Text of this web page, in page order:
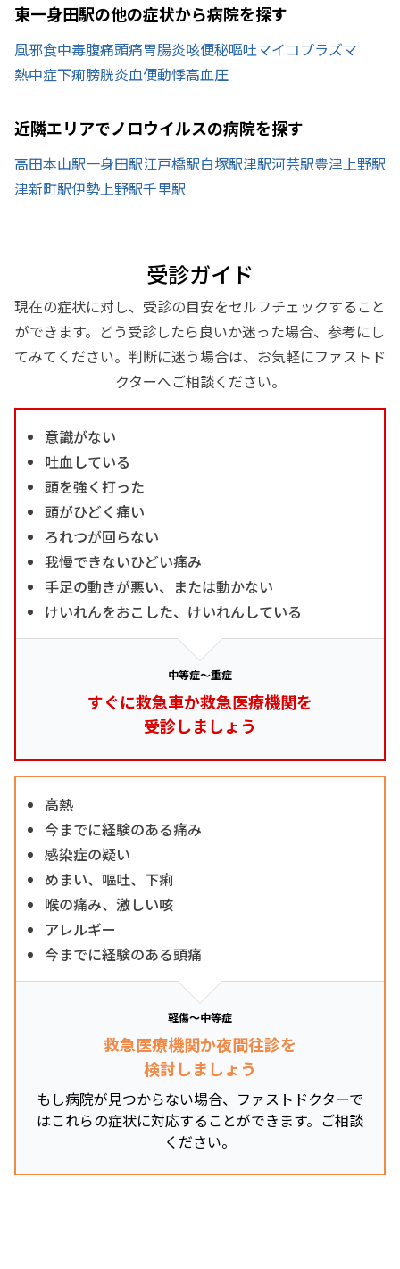
東一身田駅の他の症状から病院を探す
風邪食中毒腹痛頭痛胃腸炎咳便秘嘔吐マイコプラズマ
熱中症下痢膀胱炎血便動悸高血圧
近隣エリアでノロウイルスの病院を探す
高田本山駅一身田駅江戸橋駅白塚駅津駅河芸駅豊津上野駅
津新町駅伊勢上野駅千里駅
受診ガイド
現在の症状に対し、受診の目安をセルフチェックすること
ができます。どう受診したら良いか迷った場合、参考にし
てみてください。判断に迷う場合は、お気軽にファストド
クターへご相談ください。
意識がない
吐血している
頭を強く打った
頭がひどく痛い
ろれつが回らない
我慢できないひどい痛み
手足の動きが悪い、または動かない
けいれんをおこした、けいれんしている
中等症～重症
すぐに救急車か救急医療機関を
受診しましょう
高熱
今までに経験のある痛み
感染症の疑い
めまい、嘔吐、下痢
喉の痛み、激しい咳
アレルギー
今までに経験のある頭痛
軽傷～中等症
救急医療機関か夜間往診を
検討しましょう
もし病院が見つからない場合、ファストドクターで
はこれらの症状に対応することができます。ご相談
ください。